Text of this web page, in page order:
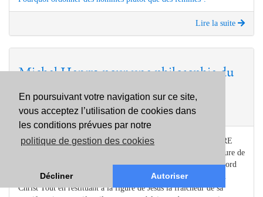
En poursuivant votre navigation sur ce site,
vous acceptez l’utilisation de cookies dans
les conditions prévues par notre
politique de gestion des cookies
Décliner Autoriser
Lire la suite
Michel Henry, pour une philosophie du
Dossier du numéroVivre dans l'Espérance
Page n° 94 par Xavier TILLIETTE DOSSIER SUR LE LIVRE
DE MICHEL HENRY: C'EST MOI LA VÉRITÉ Dans sa lecture de
l'Évangile de saint Jean, Michel Henry met en évidence un accord
singulier entre la phénoménologie de la vie et la Révélation du
Christ Tout en restituant à la figure de Jésus la fraîcheur de sa